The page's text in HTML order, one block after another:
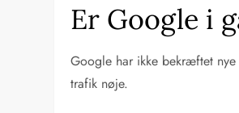
Er Google i
Google har ikke bekræftet nye
trafik nøje.